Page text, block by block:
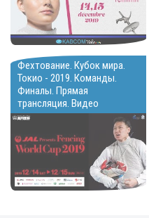
Фехтование. Кубок мира.
Токио - 2019. Команды.
Финалы. Прямая
трансляция. Видео